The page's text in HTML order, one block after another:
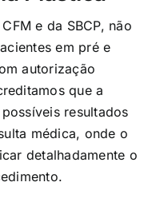
e da SBCP, não
em pré e
autorização
que a
resultados
médica, onde o
detalhadamente o